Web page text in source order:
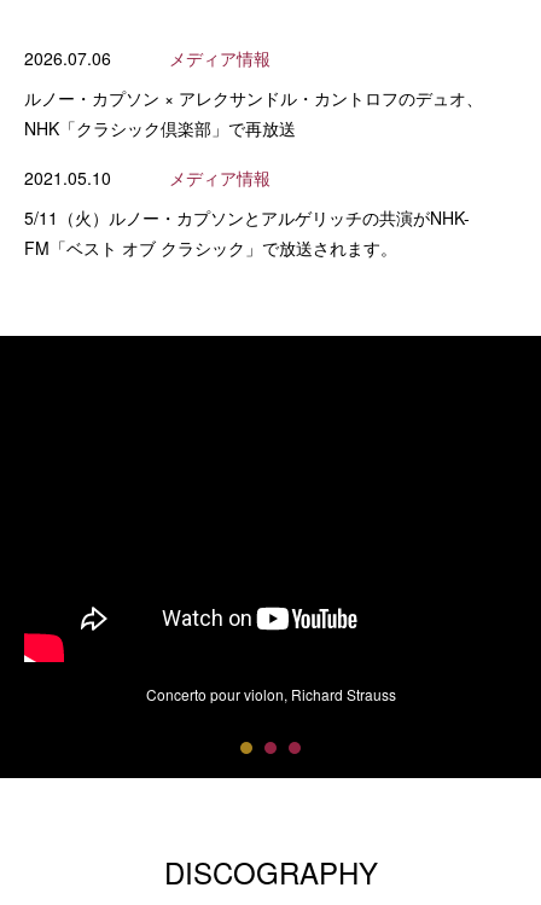
2026.07.06
メディア情報
ルノー・カプソン × アレクサンドル・カントロフのデュオ、
NHK「クラシック倶楽部」で再放送
2021.05.10
メディア情報
5/11（火）ルノー・カプソンとアルゲリッチの共演がNHK-
FM「ベスト オブ クラシック」で放送されます。
Concerto pour violon, Richard Strauss
DISCOGRAPHY